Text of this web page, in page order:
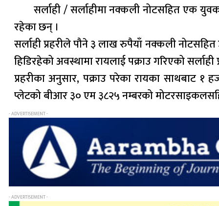
सर्लाही / सर्लाहीमा नक्कली नोटसहित एक
रहेका छन् ।
सर्लाही प्रहरीले पौने ३ लाख रुपैयाँ नक्कली
हिडिरहेको अवस्थामा रायलाई पक्राउ गरिएको
प्रहरीका अनुसार, पक्राउ परेका रायका साथबाट
प्लेटको बीआर ३० एम ३८२५ नम्बरको
- ADVERTISEMENT -
- ADVERTISEMENT -